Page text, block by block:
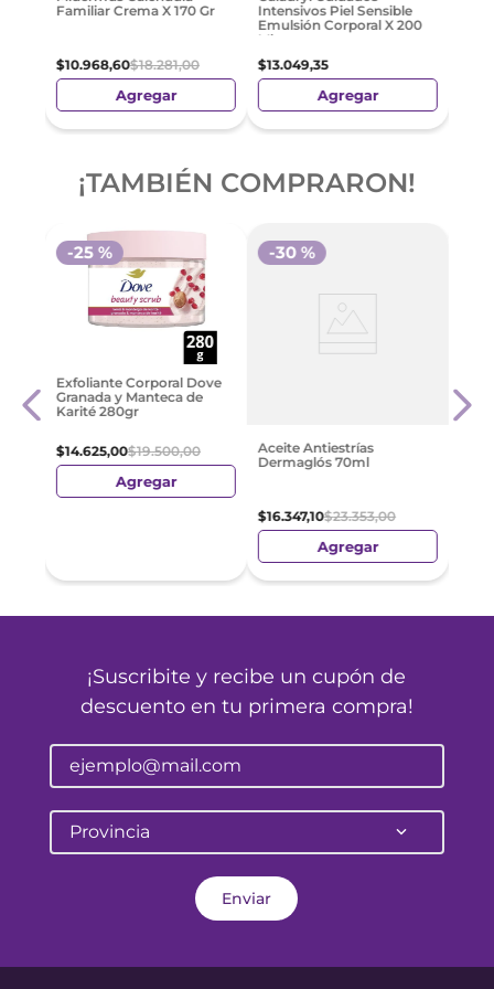
Familiar Crema X 170 Gr
$10.968,60$18.281,00
Agregar
Intensivos Piel Sensible
Emulsión Corporal X 200
Ml
$13.049,35
Agregar
¡TAMBIÉN COMPRARON!
Exfoliante Corporal Dove
Granada y Manteca de
Karité 280gr
$14.625,00$19.500,00
-25 %
Agregar
Aceite Antiestrías
Dermaglós 70ml
$16.347,10$23.353,00
-30 %
Agregar
¡Suscribite y recibe un cupón de
descuento en tu primera compra!
Provincia
Enviar